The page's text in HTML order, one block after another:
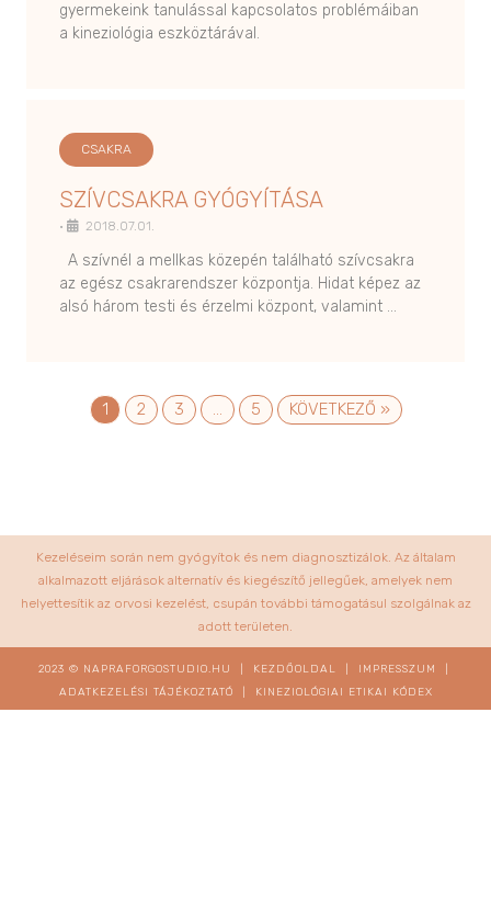
gyermekeink tanulással kapcsolatos problémáiban
a kineziológia eszköztárával.
CSAKRA
SZÍVCSAKRA GYÓGYÍTÁSA
• 2018.07.01.
A szívnél a mellkas közepén található szívcsakra
az egész csakrarendszer központja. Hidat képez az
alsó három testi és érzelmi központ, valamint …
1 2 3 … 5 KÖVETKEZŐ »
Kezeléseim során nem gyógyítok és nem diagnosztizálok. Az általam
alkalmazott eljárások alternatív és kiegészítő jellegűek, amelyek nem
helyettesítik az orvosi kezelést, csupán további támogatásul szolgálnak az
adott területen.
2023 © NAPRAFORGOSTUDIO.HU | KEZDŐOLDAL IMPRESSZUM
ADATKEZELÉSI TÁJÉKOZTATÓ
KINEZIOLÓGIAI ETIKAI KÓDEX